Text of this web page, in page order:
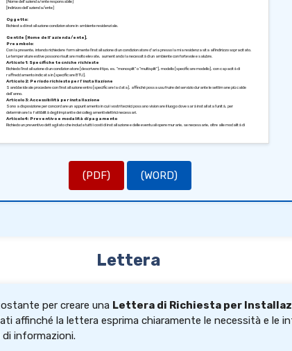
[Nome dell’azienda/ente responsabile]
[Indirizzo dell’azienda/ente]
Oggetto:
Richiesta di installazione condizionatore in ambiente residenziale.
Gentile [Nome dell’azienda/ente],
Preambolo:
Con la presente, intendo richiedere formalmente l’installazione di un condizionatore d’aria presso la mia residenza sita all’indirizzo sopracitato.
Le temperature estive possono risultare molto elevate, aumentando la necessità di un ambiente confortevole e salubre.
Articolo 1: Specifiche tecniche richieste
Richiedo l’installazione di un condizionatore [descrivere il tipo, es. “monosplit” o “multisplit”], modello [specificare modello], con capacità di
raffreddamento indicata in [specificare BTU].
Articolo 2: Periodo richiesto per l’installazione
Sarebbe ideale procedere con l’installazione entro [specificare la data], affinché possa usufruire del servizio durante le settimane più calde
dell’anno.
Articolo 3: Accessibilità per installazione
Sono a disposizione per concordare un appuntamento in cui i vostri tecnici possano visionare il luogo dove sarà installata l’unità, per
determinare la fattibilità degli impianti e dei collegamenti elettrici necessari.
Articolo 4: Preventivo e modalità di pagamento
Richiedo un preventivo dettagliato che includa tutti i costi di installazione e delle eventuali opere murarie, se necessarie, oltre alle modalità di
Gradirei avere informazioni relative alla garanzia offerta sui materiali e sul servizio di installazione, e se l’azienda fornisce assistenza post-
Aspetto un vostro riscontro al riguardo, e sono disponibile per qualsiasi chiarimento necessario mediante i miei contatti. Vi ringrazio
(PDF) (WORD)
Lettera
per creare una Lettera di Richiesta per
affinché la lettera esprima chiaramente le necessità e le
informazioni.